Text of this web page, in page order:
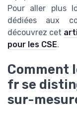
Pour aller plus
dédiées aux
découvrez cet
pour les CSE.
Comment
fr se
sur-